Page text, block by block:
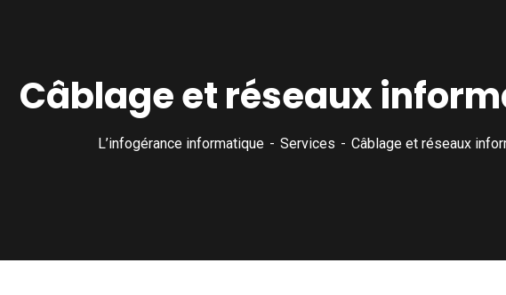
Câblage et réseaux
L’infogérance informatique Services Câblage et réseaux